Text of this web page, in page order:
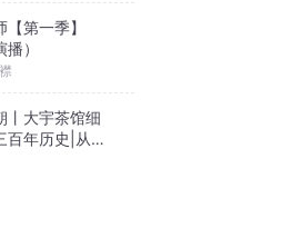
第一季】
播）
丨大宇茶馆细
百年历史|从努
末代皇帝溥仪|